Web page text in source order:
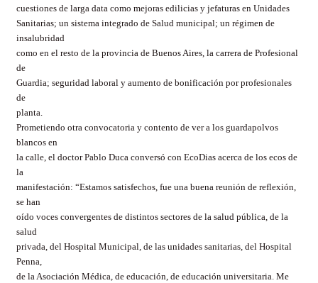
cuestiones de larga data como mejoras edilicias y jefaturas en Unidades
Sanitarias; un sistema integrado de Salud municipal; un régimen de
insalubridad
como en el resto de la provincia de Buenos Aires, la carrera de Profesional
de
Guardia; seguridad laboral y aumento de bonificación por profesionales
de
planta.
Prometiendo otra convocatoria y contento de ver a los guardapolvos
blancos en
la calle, el doctor Pablo Duca conversó con EcoDias acerca de los ecos de
la
manifestación: “Estamos satisfechos, fue una buena reunión de reflexión,
se han
oído voces convergentes de distintos sectores de la salud pública, de la
salud
privada, del Hospital Municipal, de las unidades sanitarias, del Hospital
Penna,
de la Asociación Médica, de educación, de educación universitaria. Me